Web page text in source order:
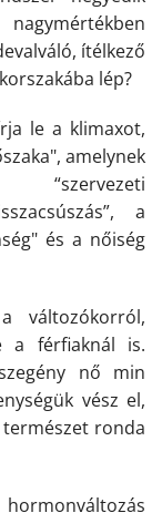
ítélkező
lép?
le a klimaxot,
amelynek
“szervezeti
a
és a nőiség
változókorról,
a férfiaknál is.
nő min
vész el,
ronda